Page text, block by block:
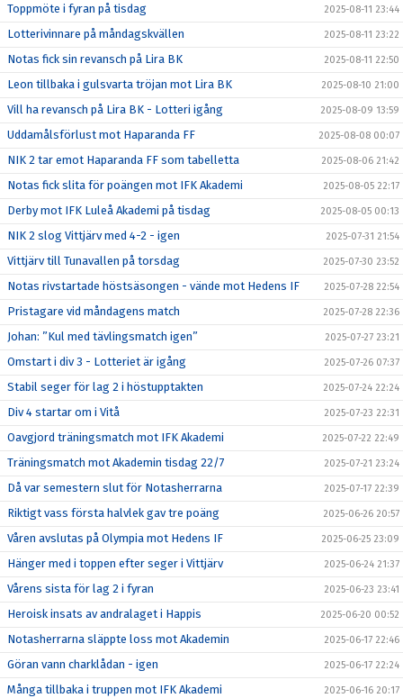
Toppmöte i fyran på tisdag 2025-08-11 23:44
Lotterivinnare på måndagskvällen 2025-08-11 23:22
Notas fick sin revansch på Lira BK 2025-08-11 22:50
Leon tillbaka i gulsvarta tröjan mot Lira BK 2025-08-10 21:00
Vill ha revansch på Lira BK - Lotteri igång 2025-08-09 13:59
Uddamålsförlust mot Haparanda FF 2025-08-08 00:07
NIK 2 tar emot Haparanda FF som tabelletta 2025-08-06 21:42
Notas fick slita för poängen mot IFK Akademi 2025-08-05 22:17
Derby mot IFK Luleå Akademi på tisdag 2025-08-05 00:13
NIK 2 slog Vittjärv med 4-2 - igen 2025-07-31 21:54
Vittjärv till Tunavallen på torsdag 2025-07-30 23:52
Notas rivstartade höstsäsongen - vände mot Hedens IF 2025-07-28 22:54
Pristagare vid måndagens match 2025-07-28 22:36
Johan: ”Kul med tävlingsmatch igen” 2025-07-27 23:21
Omstart i div 3 - Lotteriet är igång 2025-07-26 07:37
Stabil seger för lag 2 i höstupptakten 2025-07-24 22:24
Div 4 startar om i Vitå 2025-07-23 22:31
Oavgjord träningsmatch mot IFK Akademi 2025-07-22 22:49
Träningsmatch mot Akademin tisdag 22/7 2025-07-21 23:24
Då var semestern slut för Notasherrarna 2025-07-17 22:39
Riktigt vass första halvlek gav tre poäng 2025-06-26 20:57
Våren avslutas på Olympia mot Hedens IF 2025-06-25 23:09
Hänger med i toppen efter seger i Vittjärv 2025-06-24 21:37
Vårens sista för lag 2 i fyran 2025-06-23 23:41
Heroisk insats av andralaget i Happis 2025-06-20 00:52
Notasherrarna släppte loss mot Akademin 2025-06-17 22:46
Göran vann charklådan - igen 2025-06-17 22:24
Många tillbaka i truppen mot IFK Akademi 2025-06-16 20:17